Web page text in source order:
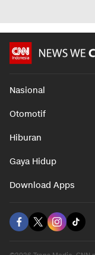
Nasional
Otomotif
Hiburan
Gaya Hidup
Download Apps